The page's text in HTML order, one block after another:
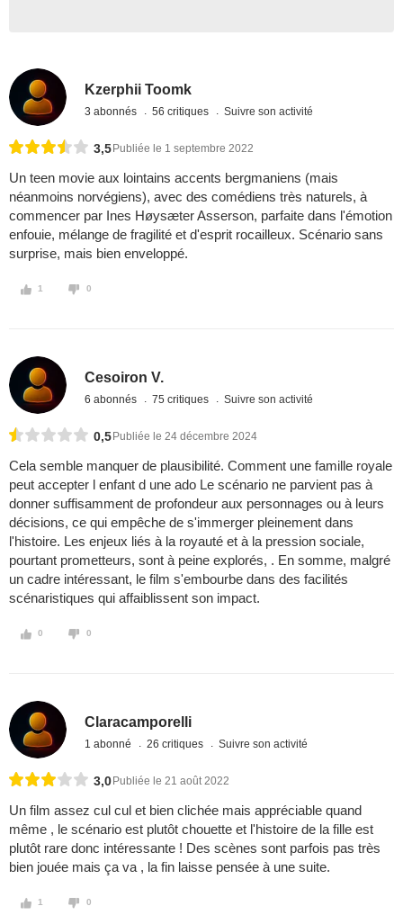
Kzerphii Toomk
3 abonnés 56 critiques Suivre son activité
3,5 Publiée le 1 septembre 2022
Un teen movie aux lointains accents bergmaniens (mais
néanmoins norvégiens), avec des comédiens très naturels, à
commencer par Ines Høysæter Asserson, parfaite dans l'émotion
enfouie, mélange de fragilité et d'esprit rocailleux. Scénario sans
surprise, mais bien enveloppé.
1 0
Cesoiron V.
6 abonnés 75 critiques Suivre son activité
0,5 Publiée le 24 décembre 2024
Cela semble manquer de plausibilité. Comment une famille royale
peut accepter l enfant d une ado Le scénario ne parvient pas à
donner suffisamment de profondeur aux personnages ou à leurs
décisions, ce qui empêche de s'immerger pleinement dans
l'histoire. Les enjeux liés à la royauté et à la pression sociale,
pourtant prometteurs, sont à peine explorés, . En somme, malgré
un cadre intéressant, le film s'embourbe dans des facilités
scénaristiques qui affaiblissent son impact.
0 0
Claracamporelli
1 abonné 26 critiques Suivre son activité
3,0 Publiée le 21 août 2022
Un film assez cul cul et bien clichée mais appréciable quand
même , le scénario est plutôt chouette et l'histoire de la fille est
plutôt rare donc intéressante ! Des scènes sont parfois pas très
bien jouée mais ça va , la fin laisse pensée à une suite.
1 0